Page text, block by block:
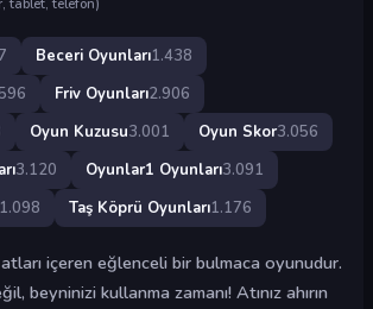
tablet, telefon)
Beceri Oyunları1.438
Friv Oyunları2.906
Oyun Kuzusu3.001 Oyun Skor3.056
3.120 Oyunlar1 Oyunları3.091
1.098 Taş Köprü Oyunları1.176
içeren eğlenceli bir bulmaca oyunudur.
beyninizi kullanma zamanı! Atınız ahırın